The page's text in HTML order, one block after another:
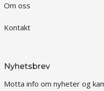
Om oss
Kontakt
Nyhetsbrev
Motta info om nyheter og